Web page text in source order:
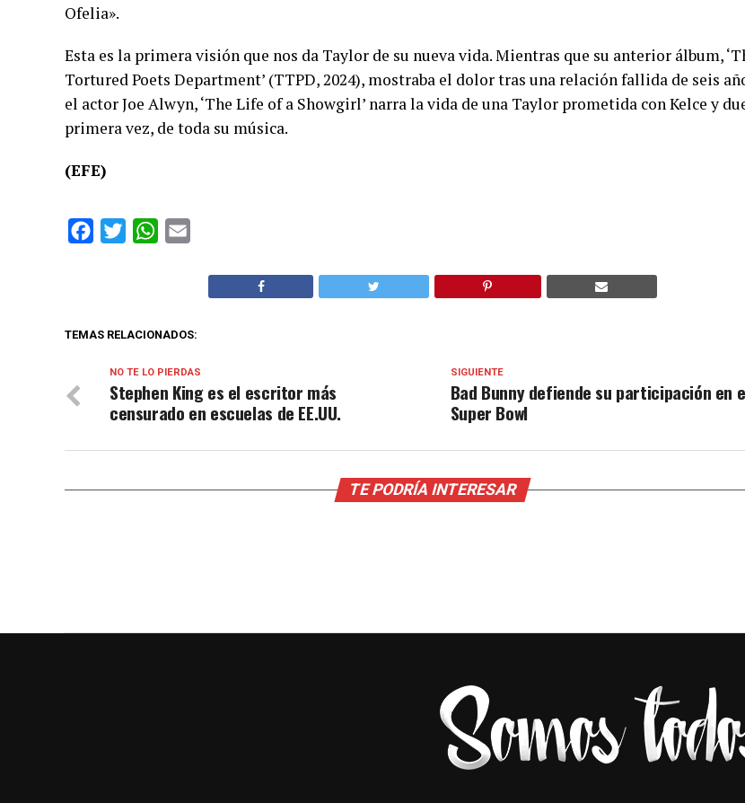
Ofelia».
Esta es la primera visión que nos da Taylor de su nueva vida. Mientras que su anterior álbum,
Tortured Poets Department’ (TTPD, 2024), mostraba el dolor tras una relación fallida de seis
el actor Joe Alwyn, ‘The Life of a Showgirl’ narra la vida de una Taylor prometida con Kelce y
primera vez, de toda su música.
(EFE)
Facebook
TwitterWhatsApp
TEMAS RELACIONADOS:
SIGUIENTE
Bad Bunny defiende su participación en
Super Bowl
NO TE LO PIERDAS
Stephen King es el escritor más
censurado en escuelas de EE.UU.
TE PODRÍA INTERESAR